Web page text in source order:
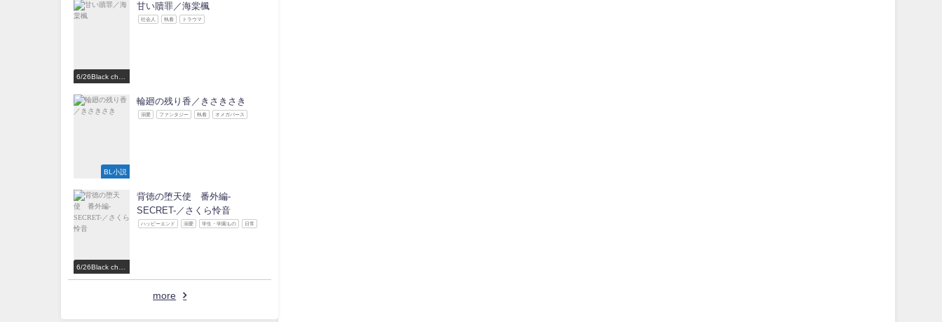
6/26Black choc
加作家
甘い贖罪／海棠楓
社会人 執着 トラウマ
BL小説
輪廻の残り香／きさきさき
溺愛 ファンタジー 執着 オメガバース
6/26Black choc
背徳の堕天使 番外編-
SECRET-／さくら怜音
ハッピーエンド 溺愛 学生・学園もの 日常
more